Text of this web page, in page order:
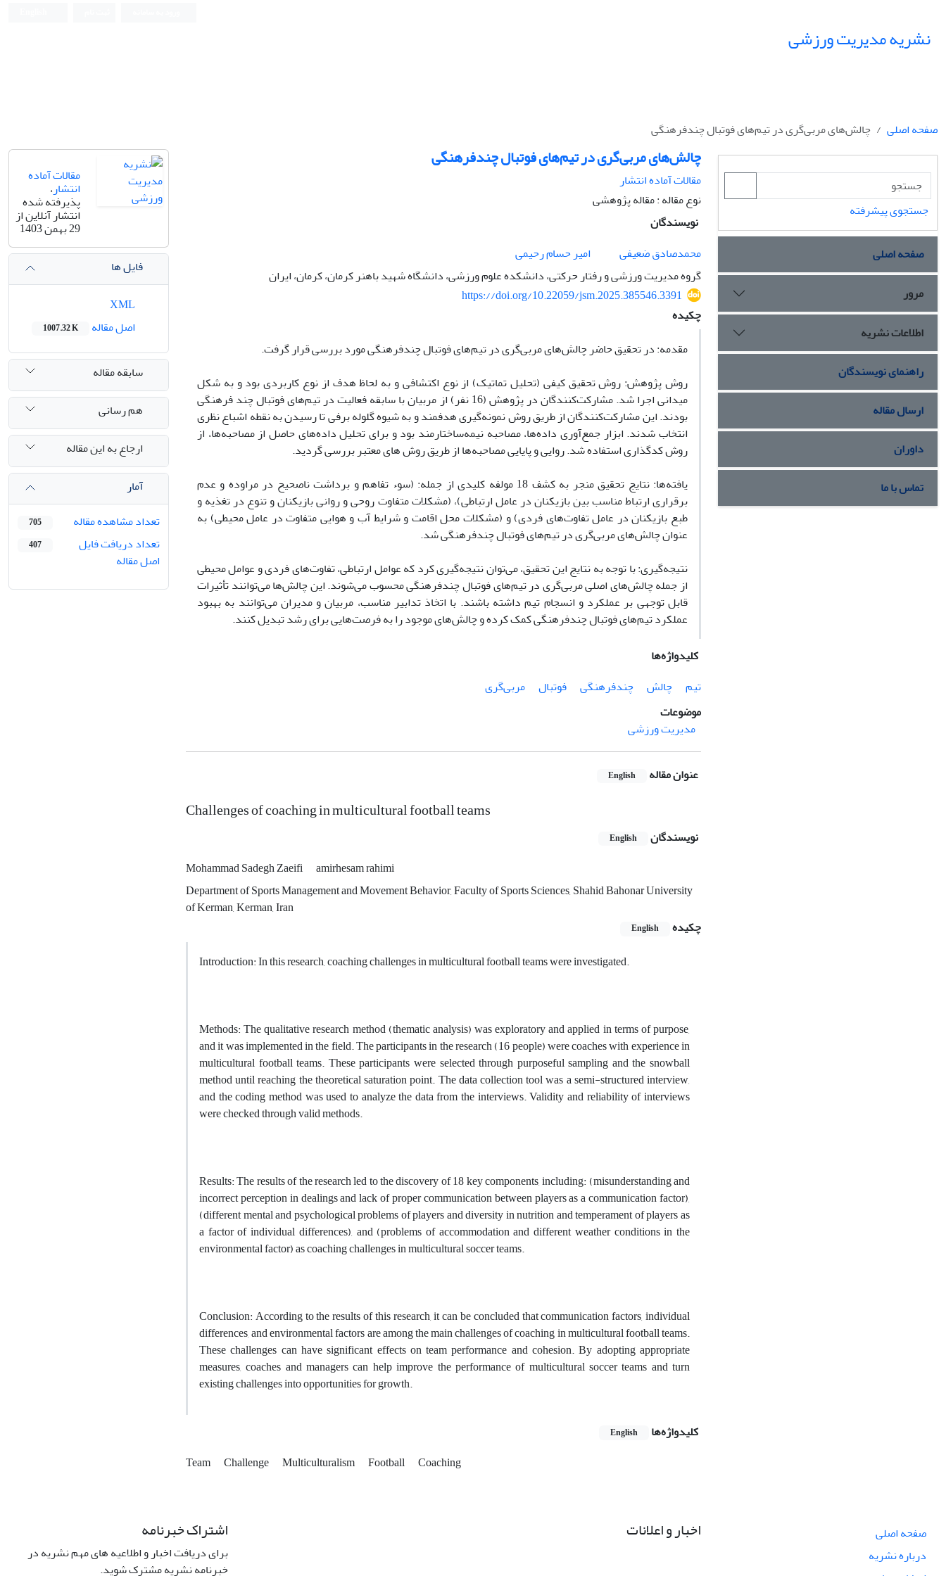
نشریه مدیریت ورزشی
صفحه اصلی چالش‌های مربی‌گری در تیم‌های فوتبال چندفرهنگی
چالش‌های مربی‌گری در تیم‌های فوتبال چندفرهنگی
مقالات آماده انتشار
نوع مقاله : مقاله پژوهشی
نویسندگان
محمدصادق ضعیفی
امیر حسام رحیمی
گروه مدیریت ورزشی و رفتار حرکتی، دانشکده علوم ورزشی، دانشگاه شهید باهنر کرمان، کرمان، ایران
https://doi.org/10.22059/jsm.2025.385546.3391
چکیده
مقدمه: در تحقیق حاضر چالش‌های مربی‌گری در تیم‌های فوتبال چندفرهنگی مورد بررسی قرار گرفت.
روش پژوهش: روش تحقیق کیفی (تحلیل تماتیک) از نوع اکتشافی و به لحاظ هدف از نوع کاربردی بود و به شکل
میدانی اجرا شد. مشارکت‌کنندگان در پژوهش (16 نفر) از مربیان با سابقه فعالیت در تیم‌های فوتبال چند فرهنگی
بودند. این مشارکت‌کنندگان از طریق روش نمونه‌گیری هدفمند و به شیوه گلوله برفی تا رسیدن به نقطه اشباع نظری
انتخاب شدند. ابزار جمع‌آوری داده‌ها، مصاحبه نیمه‌ساختارمند بود و برای تحلیل داده‌های حاصل از مصاحبه‌ها، از
روش کدگذاری استفاده شد. روایی و پایایی مصاحبه‌ها از طریق روش های معتبر بررسی گردید.
یافته‌ها: نتایج تحقیق منجر به کشف 18 مولفه کلیدی از جمله: (سوء تفاهم‌ و برداشت ناصحیح در مراوده و عدم
برقراری ارتباط مناسب بین بازیکنان در عامل ارتباطی)، (مشکلات متفاوت روحی و روانی بازیکنان و تنوع در تغذیه و
طبع بازیکنان در عامل تفاوت‌های فردی) و (مشکلات محل اقامت و شرایط آب و هوایی متفاوت در عامل محیطی) به
عنوان چالش‌های مربی‌گری در تیم‌های فوتبال چندفرهنگی شد.
نتیجه‌گیری: با توجه به نتایج این تحقیق، می‌توان نتیجه‌گیری کرد که عوامل ارتباطی، تفاوت‌های فردی و عوامل محیطی
از جمله چالش‌های اصلی مربی‌گری در تیم‌های فوتبال چندفرهنگی محسوب می‌شوند. این چالش‌ها می‌توانند تأثیرات
قابل توجهی بر عملکرد و انسجام تیم داشته باشند. با اتخاذ تدابیر مناسب، مربیان و مدیران می‌توانند به بهبود
عملکرد تیم‌های فوتبال چندفرهنگی کمک کرده و چالش‌های موجود را به فرصت‌هایی برای رشد تبدیل کنند.
کلیدواژه‌ها
تیم
چالش چندفرهنگی فوتبال
مربی‌گری
موضوعات
مدیریت ورزشی
عنوان مقاله English
Challenges of coaching in multicultural football teams
نویسندگان English
Mohammad Sadegh Zaeifi
amirhesam rahimi
Department of Sports Management and Movement Behavior, Faculty of Sports Sciences, Shahid Bahonar University
of Kerman, Kerman, Iran
چکیده
English
Introduction: In this research, coaching challenges in multicultural football teams were investigated.
Methods: The qualitative research method (thematic analysis) was exploratory and applied in terms of purpose,
and it was implemented in the field. The participants in the research (16 people) were coaches with experience in
multicultural football teams. These participants were selected through purposeful sampling and the snowball
method until reaching the theoretical saturation point. The data collection tool was a semi-structured interview,
and the coding method was used to analyze the data from the interviews. Validity and reliability of interviews
were checked through valid methods.
Results: The results of the research led to the discovery of 18 key components, including: (misunderstanding and
incorrect perception in dealings and lack of proper communication between players as a communication factor),
(different mental and psychological problems of players and diversity in nutrition and temperament of players as
a factor of individual differences), and (problems of accommodation and different weather conditions in the
environmental factor) as coaching challenges in multicultural soccer teams.
Conclusion: According to the results of this research, it can be concluded that communication factors, individual
differences, and environmental factors are among the main challenges of coaching in multicultural football teams.
These challenges can have significant effects on team performance and cohesion. By adopting appropriate
measures, coaches and managers can help improve the performance of multicultural soccer teams and turn
existing challenges into opportunities for growth.
کلیدواژه‌ها English
Team Challenge Multiculturalism Football Coaching
مقالات آماده
انتشار،
پذیرفته شده
انتشار آنلاین از
29 بهمن 1403
فایل ها
اصل مقاله
1007.32 K
سابقه مقاله
هم رسانی
ارجاع به این مقاله
آمار
تعداد مشاهده مقاله
705
تعداد دریافت فایل
اصل مقاله
407
جستجوی پیشرفته
صفحه اصلی
مرور
اطلاعات نشریه
راهنمای نویسندگان
ارسال مقاله
داوران
تماس با ما
صفحه اصلی
درباره نشریه
اخبار و اعلانات اشتراک خبرنامه
برای دریافت اخبار و اطلاعیه های مهم نشریه در
خبرنامه نشریه مشترک شوید.